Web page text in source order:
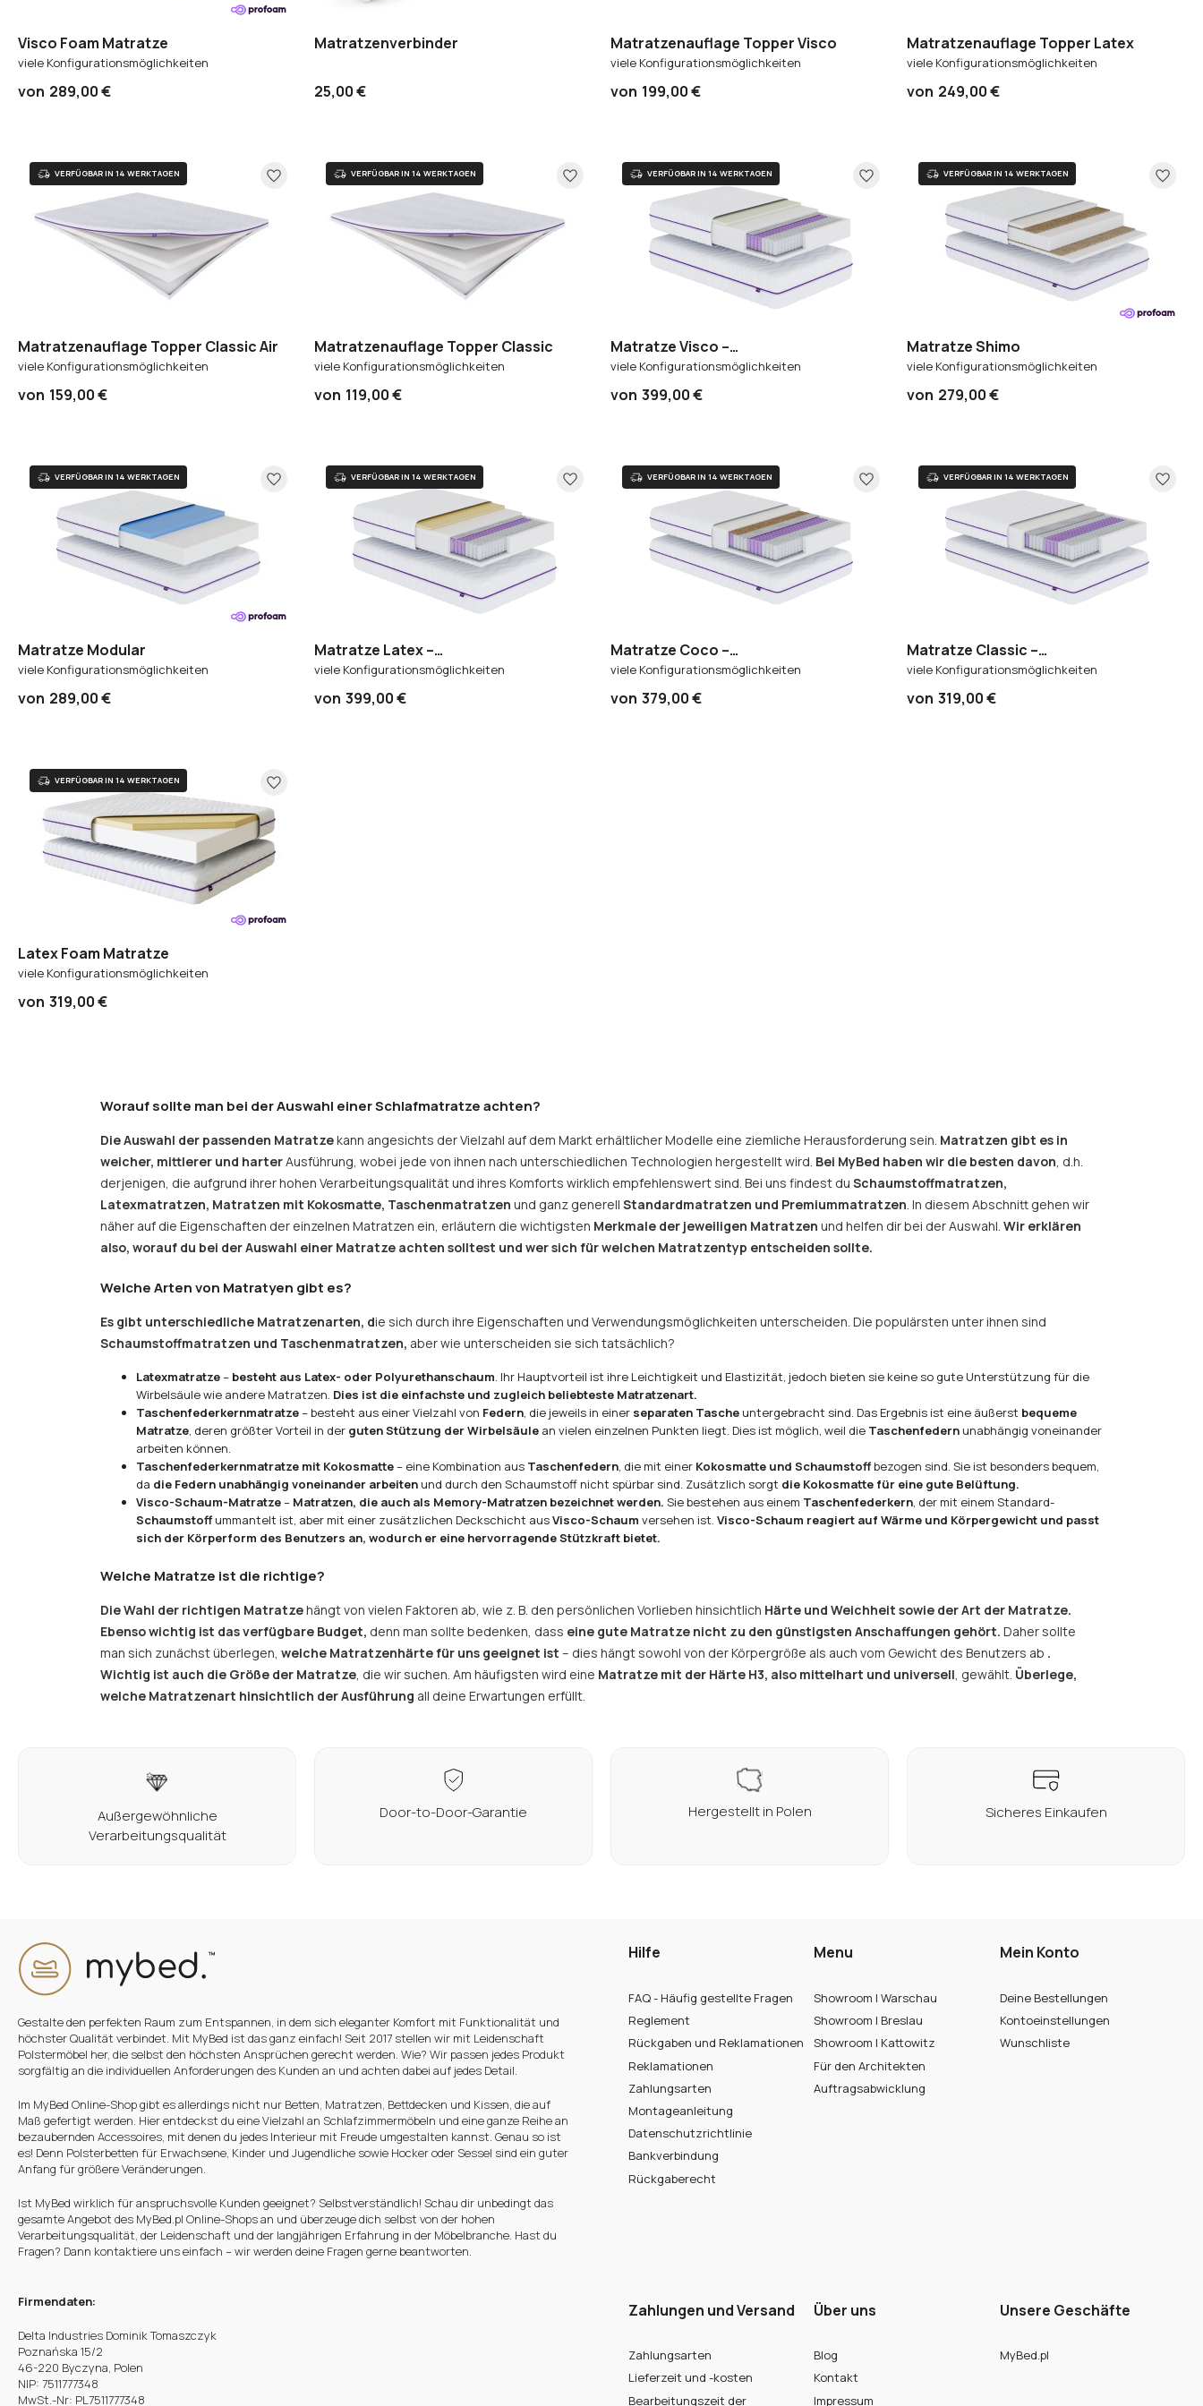
Visco Foam Matratze
viele Konfigurationsmöglichkeiten
von 289,00 €
Matratzenverbinder
25,00 €
Matratzenauflage Topper Visco
viele Konfigurationsmöglichkeiten
von 199,00 €
Matratzenauflage Topper Latex
viele Konfigurationsmöglichkeiten
von 249,00 €
Matratzenauflage Topper Classic Air
viele Konfigurationsmöglichkeiten
von 159,00 €
Matratzenauflage Topper Classic
viele Konfigurationsmöglichkeiten
von 119,00 €
Matratze Visco –
Taschenfederkernmatratze 7 Zonen
viele Konfigurationsmöglichkeiten
von 399,00 €
Matratze Shimo
viele Konfigurationsmöglichkeiten
von 279,00 €
Matratze Modular
viele Konfigurationsmöglichkeiten
von 289,00 €
Matratze Latex –
Taschenfederkernmatratze 7 Zonen
viele Konfigurationsmöglichkeiten
von 399,00 €
Matratze Coco –
Taschenfederkernmatratze 7 Zonen
viele Konfigurationsmöglichkeiten
von 379,00 €
Matratze Classic –
Taschenfederkernmatratze 7 Zonen
viele Konfigurationsmöglichkeiten
von 319,00 €
Latex Foam Matratze
viele Konfigurationsmöglichkeiten
von 319,00 €
Worauf sollte man bei der Auswahl einer Schlafmatratze achten?
Die Auswahl der passenden Matratzekann angesichts der Vielzahl auf dem Markt erhältlicher Modelle eine ziemliche Herausforderung sein. Matratzen gibt es in
weicher, mittlerer und harterAusführung, wobei jede von ihnen nach unterschiedlichen Technologien hergestellt wird. Bei MyBed haben wir die besten davon, d.h.
derjenigen, die aufgrund ihrer hohen Verarbeitungsqualität und ihres Komforts wirklich empfehlenswert sind. Bei uns findest du Schaumstoffmatratzen,
Latexmatratzen, Matratzen mit Kokosmatte, Taschenmatratzen und ganz generell Standardmatratzen und Premiummatratzen. In diesem Abschnitt gehen wir
näher auf die Eigenschaften der einzelnen Matratzen ein, erläutern die wichtigsten Merkmale der jeweiligen Matratzen und helfen dir bei der Auswahl. Wir erklären
also, worauf du bei der Auswahl einer Matratze achten solltest und wer sich für welchen Matratzentyp entscheiden sollte.
Welche Arten von Matratyen gibt es?
Es gibt unterschiedliche Matratzenarten, die sich durch ihre Eigenschaften und Verwendungsmöglichkeiten unterscheiden. Die populärsten unter ihnen sind
Schaumstoffmatratzen und Taschenmatratzen, aber wie unterscheiden sie sich tatsächlich?
Latexmatratze– besteht aus Latex- oder Polyurethanschaum. Ihr Hauptvorteil ist ihre Leichtigkeit und Elastizität, jedoch bieten sie keine so gute Unterstützung für die
Wirbelsäule wie andere Matratzen. Dies ist die einfachste und zugleich beliebteste Matratzenart.
Taschenfederkernmatratze– besteht aus einer Vielzahl von Federn, die jeweils in einer separaten Tasche untergebracht sind. Das Ergebnis ist eine äußerst bequeme
Matratze, deren größter Vorteil in der guten Stützung der Wirbelsäule an vielen einzelnen Punkten liegt. Dies ist möglich, weil die Taschenfedern unabhängig voneinander
arbeiten können.
Taschenfederkernmatratze mit Kokosmatte– eine Kombination aus Taschenfedern, die mit einer Kokosmatte und Schaumstoffbezogen sind. Sie ist besonders bequem,
da die Federn unabhängig voneinander arbeiten und durch den Schaumstoff nicht spürbar sind. Zusätzlich sorgt die Kokosmatte für eine gute Belüftung.
Visco-Schaum-Matratze– Matratzen, die auch als Memory-Matratzen bezeichnet werden. Sie bestehen aus einem Taschenfederkern, der mit einem Standard-
Schaumstoffummantelt ist, aber mit einer zusätzlichen Deckschicht ausVisco-Schaum versehen ist. Visco-Schaum reagiert auf Wärme und Körpergewicht und passt
sich der Körperform des Benutzers an, wodurch er eine hervorragende Stützkraft bietet.
Welche Matratze ist die richtige?
Die Wahl der richtigen Matratzehängt von vielen Faktoren ab, wie z. B. den persönlichen Vorlieben hinsichtlich Härte und Weichheit sowie der Art der Matratze.
Ebenso wichtig ist das verfügbare Budget, denn man sollte bedenken, dass eine gute Matratze nicht zu den günstigsten Anschaffungen gehört. Daher sollte
man sich zunächst überlegen, welche Matratzenhärte für uns geeignet ist – dies hängt sowohl von der Körpergröße als auch vom Gewicht des Benutzers ab .
Wichtig ist auch die Größe der Matratze, die wir suchen. Am häufigsten wird eine Matratze mit der Härte H3, also mittelhart und universell, gewählt. Überlege,
welche Matratzenart hinsichtlich der Ausführung all deine Erwartungen erfüllt.
Außergewöhnliche
Verarbeitungsqualität
Door-to-Door-Garantie Hergestellt in Polen Sicheres Einkaufen
Gestalte den perfekten Raum zum Entspannen, in dem sich eleganter Komfort mit Funktionalität und
höchster Qualität verbindet. Mit MyBed ist das ganz einfach! Seit 2017 stellen wir mit Leidenschaft
Polstermöbel her, die selbst den höchsten Ansprüchen gerecht werden. Wie? Wir passen jedes Produkt
sorgfältig an die individuellen Anforderungen des Kunden an und achten dabei auf jedes Detail.
Im MyBed Online-Shop gibt es allerdings nicht nur Betten, Matratzen, Bettdecken und Kissen, die auf
Maß gefertigt werden. Hier entdeckst du eine Vielzahl an Schlafzimmermöbeln und eine ganze Reihe an
bezaubernden Accessoires, mit denen du jedes Interieur mit Freude umgestalten kannst. Genau so ist
es! Denn Polsterbetten für Erwachsene, Kinder und Jugendliche sowie Hocker oder Sessel sind ein guter
Anfang für größere Veränderungen.
Ist MyBed wirklich für anspruchsvolle Kunden geeignet? Selbstverständlich! Schau dir unbedingt das
gesamte Angebot des MyBed.pl Online-Shops an und überzeuge dich selbst von der hohen
Verarbeitungsqualität, der Leidenschaft und der langjährigen Erfahrung in der Möbelbranche. Hast du
Fragen? Dann kontaktiere uns einfach – wir werden deine Fragen gerne beantworten.
Firmendaten:
Delta Industries Dominik Tomaszczyk
Poznańska 15/2
46-220 Byczyna, Polen
NIP: 7511777348
MwSt.-Nr: PL7511777348
Hilfe
FAQ - Häufig gestellte Fragen
Reglement
Rückgaben und Reklamationen
Reklamationen
Zahlungsarten
Montageanleitung
Datenschutzrichtlinie
Bankverbindung
Rückgaberecht
Menu
Showroom | Warschau
Showroom | Breslau
Showroom | Kattowitz
Für den Architekten
Auftragsabwicklung
Mein Konto
Deine Bestellungen
Kontoeinstellungen
Wunschliste
Zahlungen und Versand
Zahlungsarten
Lieferzeit und -kosten
Bearbeitungszeit der
Über uns
Blog
Kontakt
Impressum
Unsere Geschäfte
MyBed.pl